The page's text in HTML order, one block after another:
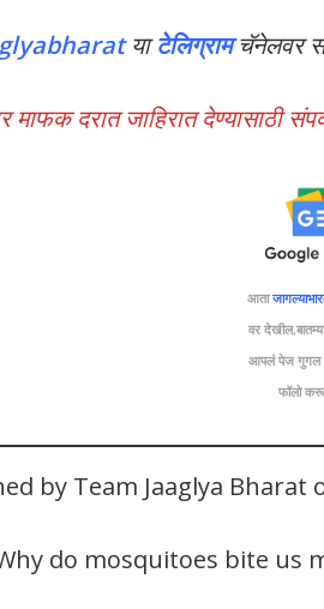
याटेलिग्राम चॅनेलवर
माफक दरात जाहिरात देण्यासाठी
आता
वर
आपलं पेज गुगल
फॉलो
by Team Jaaglya Bharat
do mosquitoes bite us